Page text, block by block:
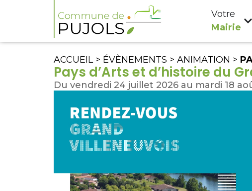
Votre
Mairie
ACCUEIL> ÉVÈNEMENTS > ANIMATION >
Pays d’Arts et d’histoire du
Du vendredi 24 juillet 2026 au mardi 18